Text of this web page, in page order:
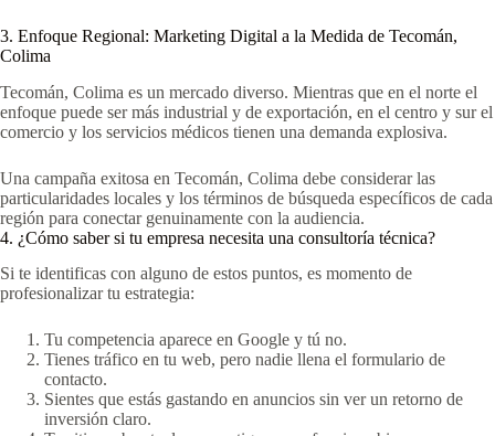
3. Enfoque Regional: Marketing Digital a la Medida de Tecomán,
Colima
Tecomán, Colima es un mercado diverso. Mientras que en el norte el
enfoque puede ser más industrial y de exportación, en el centro y sur el
comercio y los servicios médicos tienen una demanda explosiva.
Una campaña exitosa en Tecomán, Colima debe considerar las
particularidades locales y los términos de búsqueda específicos de cada
región para conectar genuinamente con la audiencia.
4. ¿Cómo saber si tu empresa necesita una consultoría técnica?
Si te identificas con alguno de estos puntos, es momento de
profesionalizar tu estrategia:
Tu competencia aparece en Google y tú no.
Tienes tráfico en tu web, pero nadie llena el formulario de
contacto.
Sientes que estás gastando en anuncios sin ver un retorno de
inversión claro.